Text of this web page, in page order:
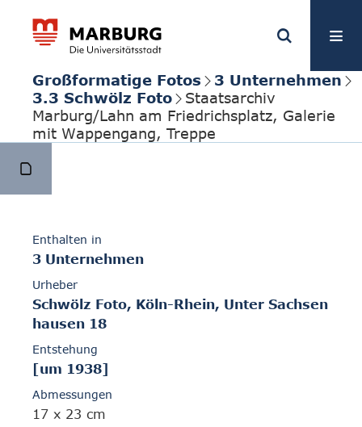
Großformatige Fotos
3 Unternehmen
3.3 Schwölz Foto
Staatsarchiv
Marburg/Lahn am Friedrichsplatz, Galerie
mit Wappengang, Treppe
Enthalten in
3 Unternehmen
Urheber
Schwölz Foto, Köln-Rhein, Unter Sachsen
hausen 18
Entstehung
[um 1938]
Abmessungen
17 x 23 cm